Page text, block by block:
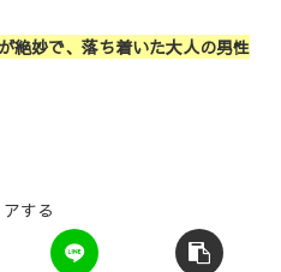
絶妙で、落ち着いた大人の男性
する